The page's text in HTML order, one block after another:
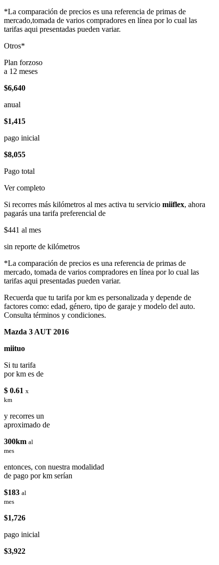
*La comparación de precios es una referencia de primas de
mercado,tomada de varios compradores en línea por lo cual las
tarifas aqui presentadas pueden variar.
Otros*
Plan forzoso
a 12 meses
$6,640
anual
$1,415
pago inicial
$8,055
Pago total
Ver completo
Si recorres más kilómetros al mes activa tu servicio miiflex, ahora
pagarás una tarifa preferencial de
$441 al mes
sin reporte de kilómetros
*La comparación de precios es una referencia de primas de
mercado, tomada de varios compradores en línea por lo cual las
tarifas aqui presentadas pueden variar.
Recuerda que tu tarifa por km es personalizada y depende de
factores como: edad, género, tipo de garaje y modelo del auto.
Consulta términos y condiciones.
Mazda 3 AUT 2016
miituo
Si tu tarifa
por km es de
$ 0.61 x
km
y recorres un
aproximado de
300km al
mes
entonces, con nuestra modalidad
de pago por km serían
$183 al
mes
$1,726
pago inicial
$3,922